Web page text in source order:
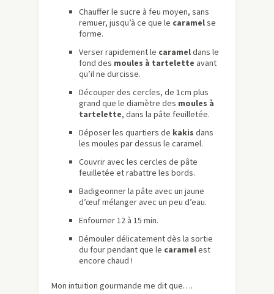
Chauffer le sucre à feu moyen, sans
remuer, jusqu’à ce que le caramelse
forme.
Verser rapidement le carameldans le
fond des moules à tartelette avant
qu’il ne durcisse.
Découper des cercles, de 1cm plus
grand que le diamètre des moules à
tartelette, dans la pâte feuilletée.
Déposer les quartiers de kakis dans
les moules par dessus le caramel.
Couvrir avec les cercles de pâte
feuilletée et rabattre les bords.
Badigeonner la pâte avec un jaune
d’œuf mélanger avec un peu d’eau.
Enfourner 12 à 15 min.
Démouler délicatement dès la sortie
du four pendant que le caramelest
encore chaud !
Mon intuition gourmande me dit que….